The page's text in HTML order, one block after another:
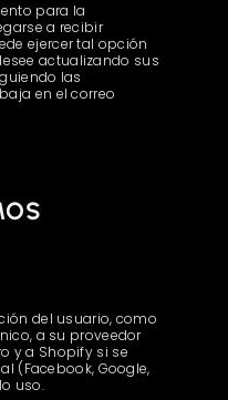
para la
a recibir
ejercer tal opción
actualizando sus
las
en el correo
del usuario, como
a su proveedor
y a Shopify si se
(Facebook, Google,
uso.